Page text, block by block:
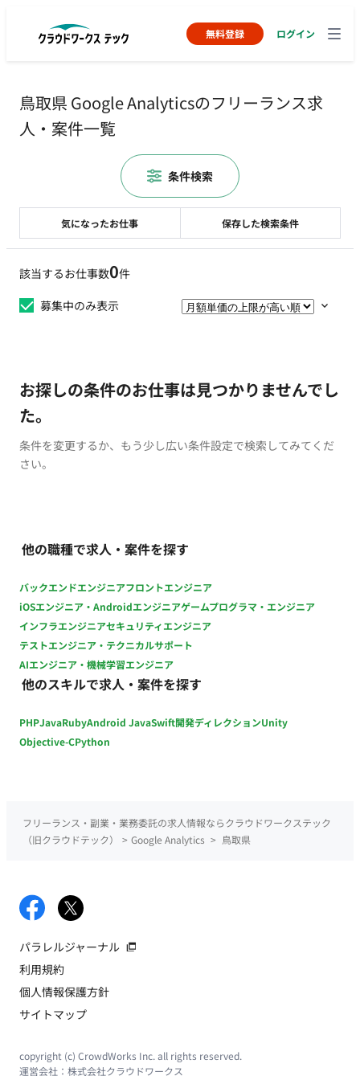
無料登録 ログイン
鳥取県 Google Analyticsのフリーランス求
人・案件一覧
該当するお仕事数0件
募集中のみ表示
お探しの条件のお仕事は見つかりませんでし
た。
条件を変更するか、もう少し広い条件設定で検索してみてくだ
さい。
他の職種で求人・案件を探す
バックエンドエンジニアフロントエンジニア
iOSエンジニア・Androidエンジニアゲームプログラマ・エンジニア
インフラエンジニアセキュリティエンジニア
テストエンジニア・テクニカルサポート
AIエンジニア・機械学習エンジニア
他のスキルで求人・案件を探す
PHPJavaRubyAndroid JavaSwift開発ディレクションUnity
Objective-CPython
気になったお仕事 保存した検索条件
条件検索
フリーランス・副業・業務委託の求人情報ならクラウドワークステック
（旧クラウドテック）
> Google Analytics > 鳥取県
パラレルジャーナル
利用規約
個人情報保護方針
サイトマップ
copyright (c) CrowdWorks Inc. all rights reserved.
運営会社： 株式会社クラウドワークス